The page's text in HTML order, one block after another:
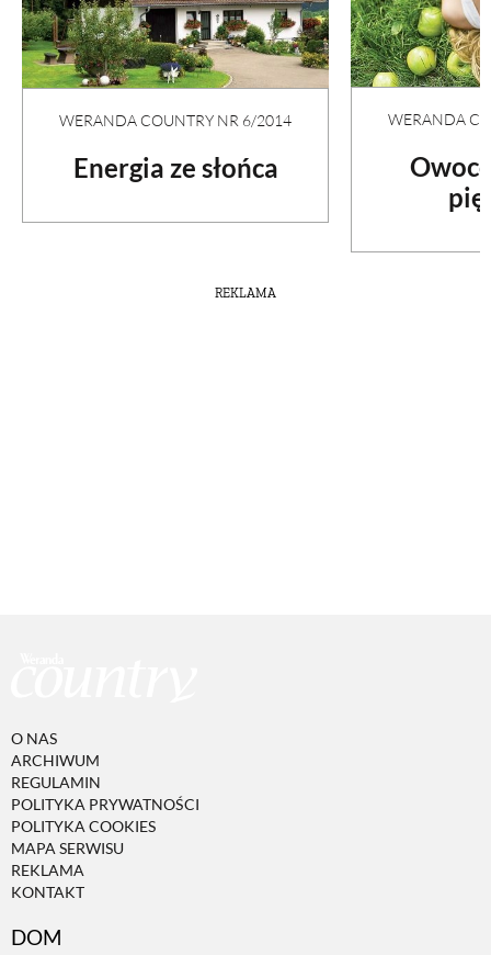
WERANDA COUNTRY NR 6/2014
Energia ze słońca
WERANDA
REKLAMA
O NAS
ARCHIWUM
REGULAMIN
POLITYKA PRYWATNOŚCI
POLITYKA COOKIES
MAPA SERWISU
REKLAMA
KONTAKT
DOM